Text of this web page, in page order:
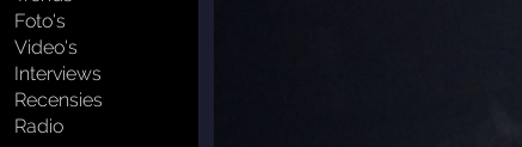
Foto's
Video's
Interviews
Recensies
Radio